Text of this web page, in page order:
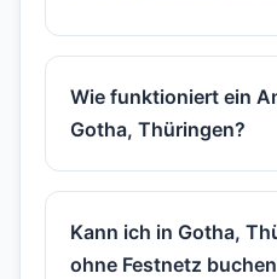
Wie funktioniert ein
Gotha, Thüringen?
Kann ich in Gotha,
ohne Festnetz